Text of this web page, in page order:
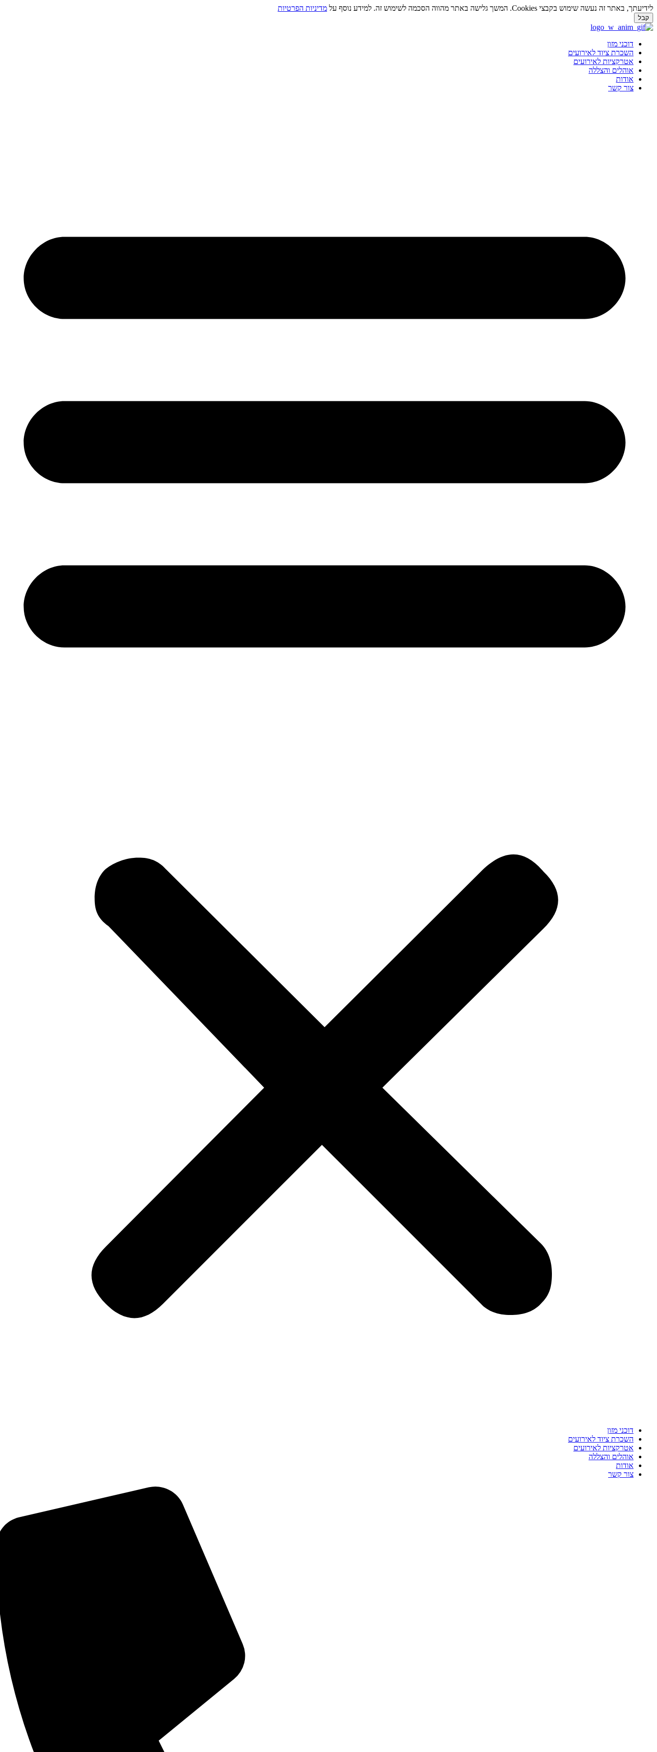
לידיעתך, באתר זה נעשה שימוש בקבצי Cookies. המשך גלישה באתר מהווה הסכמה לשימוש זה. למידע נוסף על מדיניות הפרטיות
קבל
דלג
דוכני מזון
השכרת ציוד לאירועים
אטרקציות לאירועים
אוהלים והצללה
אודות
צור קשר
דוכני מזון
השכרת ציוד לאירועים
אטרקציות לאירועים
אוהלים והצללה
אודות
צור קשר